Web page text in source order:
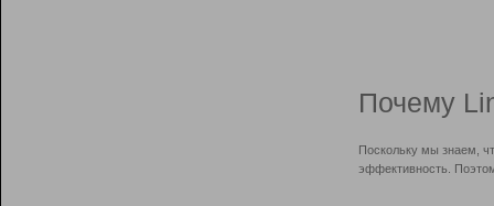
Почему
Поскольку мы знаем,
эффективность.